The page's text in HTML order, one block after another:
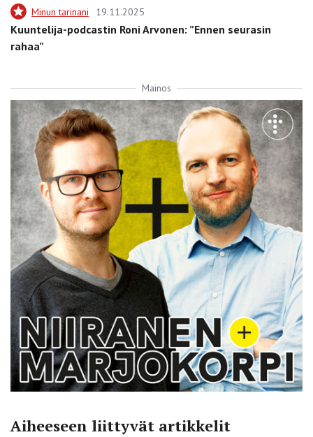
Minun tarinani 19.11.2025
Kuuntelija-podcastin Roni Arvonen: ”Ennen seurasin
rahaa”
Mainos
Aiheeseen liittyvät artikkelit